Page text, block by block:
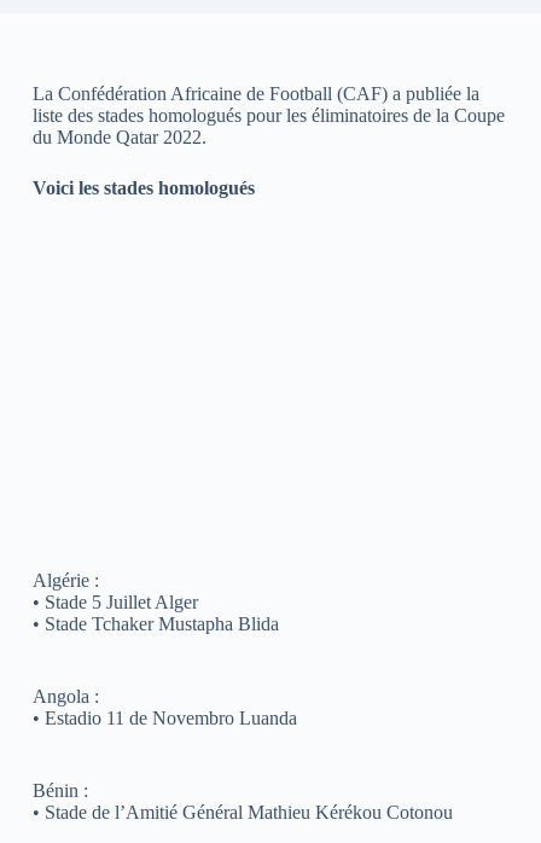
La Confédération Africaine de Football (CAF) a publiée la
liste des stades homologués pour les éliminatoires de la Coupe
du Monde Qatar 2022.
Voici les stades homologués
Algérie :
• Stade 5 Juillet Alger
• Stade Tchaker Mustapha Blida
Angola :
• Estadio 11 de Novembro Luanda
Bénin :
• Stade de l’Amitié Général Mathieu Kérékou Cotonou